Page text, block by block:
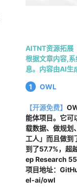
AITNT资源拓展
根据文章内容,
息。内容由AI生
1 OWL
【开源免费】
能体项目。它可
载数据、做规划
工人」而且做到
到了57.7%，超
ep Research
项目地址：
el-ai/owl